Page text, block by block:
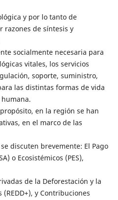
y por lo tanto de
razones de síntesis y
socialmente necesaria para
vitales, los servicios
soporte, suministro,
las distintas formas de vida
en la región se han
en el marco de las
discuten brevemente: El Pago
o Ecosistémicos (PES),
de la Deforestación y la
y Contribuciones